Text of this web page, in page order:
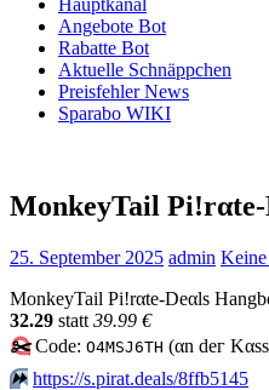
Hauptkanal
Angebote Bot
Rabatte Bot
Aktuelle Schnäppchen
Preisfehler News
Sparabo WIKI
MonkeyTail
25. September 2025 admin
MonkeyTail Pi!rαtе-Dеαls
32.29 statt 39.99 €
✂️Code: O4MSJ6TH (αn dег
⏩️ https://s.pirat.deals/8ffb5145